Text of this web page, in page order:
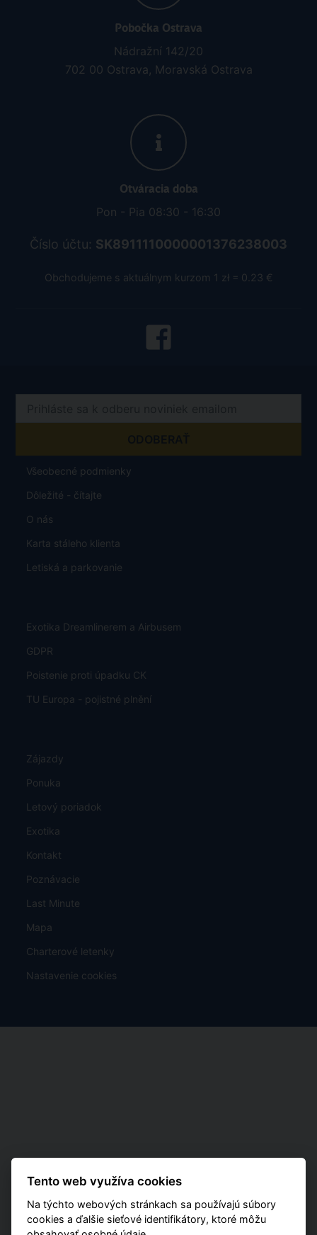
Pobočka Ostrava
Nádražní 142/20
702 00 Ostrava, Moravská Ostrava
Otváracia doba
Pon - Pia 08:30 - 16:30
Číslo účtu: SK8911110000001376238003
Obchodujeme s aktuálnym kurzom 1 zł = 0.23 €
Všeobecné podmienky
Dôležité - čítajte
O nás
Karta stáleho klienta
Letiská a parkovanie
Exotika Dreamlinerem a Airbusem
GDPR
Poistenie proti úpadku CK
TU Europa - pojistné plnění
Zájazdy
Ponuka
Letový poriadok
Exotika
Kontakt
Poznávacie
Last Minute
Mapa
Charterové letenky
Nastavenie cookies
Tento web využíva cookies
Na týchto webových stránkach sa používajú súbory
cookies a ďalšie sieťové identifikátory, ktoré môžu